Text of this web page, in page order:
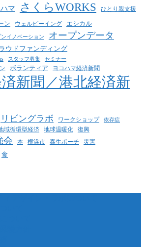
マ さくらWORKS ひとり親支援
ン ウェルビーイング エシカル
ンイノベーション オープンデータ
ウドファンディング
スタッフ募集 セミナー
ボランティア ヨコハマ経済新聞
新聞／港北経済新
リビングラボ ワークショップ 依存症
域循環型経済 地球温暖化 復興
会 本 横浜市 泰生ポーチ 災害
食